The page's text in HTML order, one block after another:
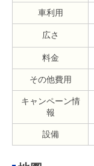
車利用
広さ
料金
その他費用
キャンペーン情
報
設備